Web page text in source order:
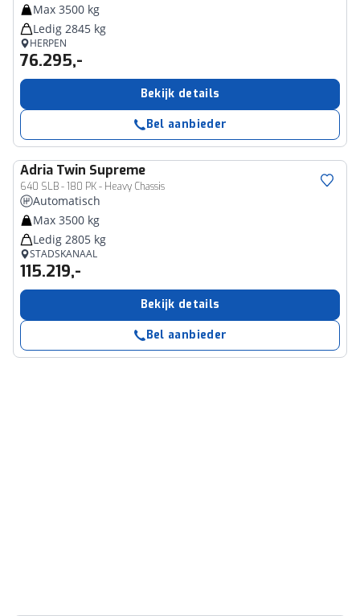
Max 3500 kg
Ledig 2845 kg
HERPEN
76.295,-
Bekijk details
Bel aanbieder
Adria Twin Supreme
640 SLB - 180 PK - Heavy Chassis
Automatisch
Max 3500 kg
Ledig 2805 kg
STADSKANAAL
115.219,-
Bekijk details
Bel aanbieder